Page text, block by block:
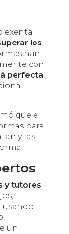
exenta
los
han
con
perfecta
que el
para
y las
y tutores.
usando
un